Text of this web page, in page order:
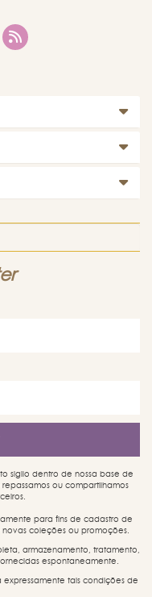
sigilo dentro de nossa base de
ou compartilhamos
para fins de cadastro de
coleções ou promoções.
armazenamento, tratamento,
espontaneamente.
tais condições de